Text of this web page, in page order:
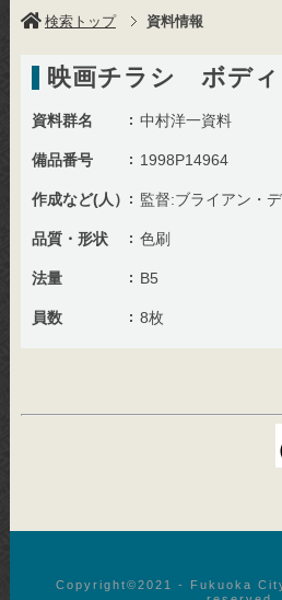
検索トップ 資料情報
映画チラシ ボディ
資料群名 中村洋一資料
備品番号 1998P14964
作成など(人） 監督:ブライアン・
品質・形状 色刷
法量 B5
員数 8枚
Copyright©︎2021 - Fukuoka